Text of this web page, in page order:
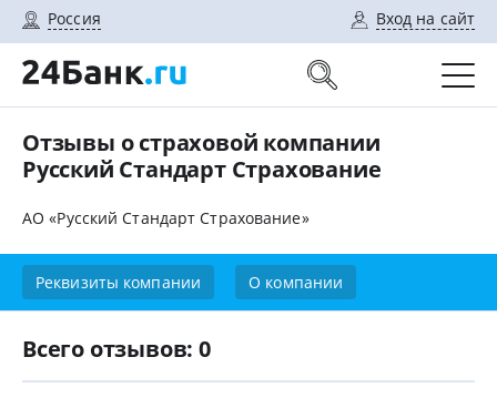
Россия Вход на сайт
Отзывы о страховой компании
Русский Стандарт Страхование
АО «Русский Стандарт Страхование»
Реквизиты компании О компании
Всего отзывов: 0